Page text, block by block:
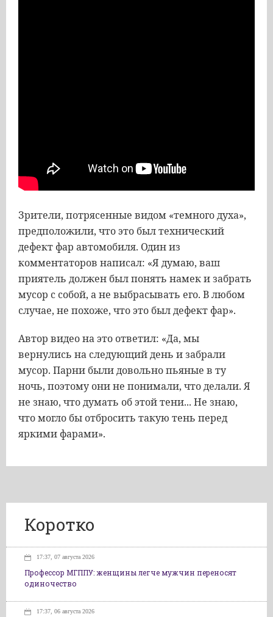
Зрители, потрясенные видом «темного духа»,
предположили, что это был технический
дефект фар автомобиля. Один из
комментаторов написал: «Я думаю, ваш
приятель должен был понять намек и забрать
мусор с собой, а не выбрасывать его. В любом
случае, не похоже, что это был дефект фар».
Автор видео на это ответил: «Да, мы
вернулись на следующий день и забрали
мусор. Парни были довольно пьяные в ту
ночь, поэтому они не понимали, что делали. Я
не знаю, что думать об этой тени... Не знаю,
что могло бы отбросить такую тень перед
яркими фарами».
Коротко
17:37, 07 августа 2026
Профессор МГППУ: женщины легче мужчин переносят
одиночество
17:37, 06 августа 2026